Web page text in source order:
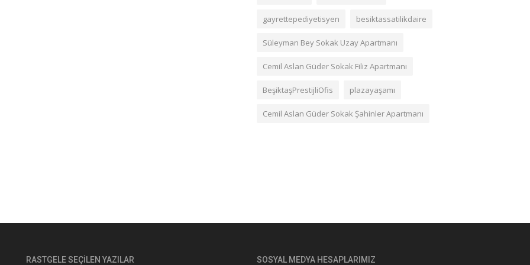
gayrettepediyetisyen besiktassatilikdaire
Süleyman Bey Sokak Uzay Apartmanı
Cemil Aslan Güder Sokak Filiz Apartmanı
BeşiktaşPrestijliOfis plazayaşamı
Cemil Aslan Güder Sokak Şahinler Apartmanı
RASTGELE SEÇILEN YAZILAR SOSYAL MEDYA HESAPLARIMIZ